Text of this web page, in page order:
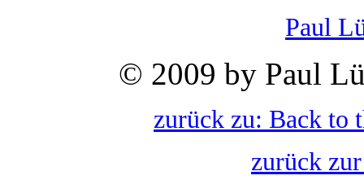
Paul
© 2009 by Paul
zurück zu: Back to
zurück